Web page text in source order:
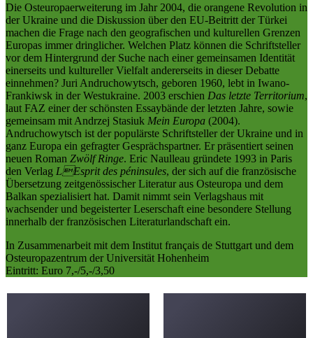
Die Osteuropaerweiterung im Jahr 2004, die orangene Revolution in
der Ukraine und die Diskussion über den EU-Beitritt der Türkei
machen die Frage nach den geografischen und kulturellen Grenzen
Europas immer dringlicher. Welchen Platz können die Schriftsteller
vor dem Hintergrund der Suche nach einer gemeinsamen Identität
einerseits und kultureller Vielfalt andererseits in dieser Debatte
einnehmen? Juri Andruchowytsch, geboren 1960, lebt in Iwano-
Frankiwsk in der Westukraine. 2003 erschien Das letzte Territorium,
laut FAZ einer der schönsten Essaybände der letzten Jahre, sowie
gemeinsam mit Andrzej Stasiuk Mein Europa (2004).
Andruchowytsch ist der populärste Schriftsteller der Ukraine und in
ganz Europa ein gefragter Gesprächspartner. Er präsentiert seinen
neuen Roman Zwölf Ringe. Eric Naulleau gründete 1993 in Paris
den Verlag LEsprit des péninsules, der sich auf die französische
Übersetzung zeitgenössischer Literatur aus Osteuropa und dem
Balkan spezialisiert hat. Damit nimmt sein Verlagshaus mit
wachsender und begeisterter Leserschaft eine besondere Stellung
innerhalb der französischen Literaturlandschaft ein.
In Zusammenarbeit mit dem Institut français de Stuttgart und dem
Osteuropazentrum der Universität Hohenheim
Eintritt: Euro 7,-/5,-/3,50